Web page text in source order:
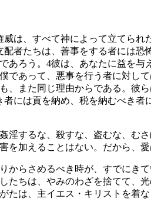
は、すべて神によって立てられ
配者たちは、善事をする者には恐
あろう。 4彼は、あなたに益を与
あって、悪事を行う者に対し
、また同じ理由からである。彼
には貢を納め、税を納むべき者
姦淫するな、殺すな、盗むな、む
を加えることはない。だから、
らさめるべき時が、すでにき
ちは、やみのわざを捨てて、光
たは、主イエス・キリストを着